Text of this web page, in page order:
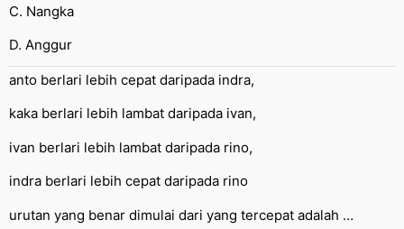
C. Nangka
D. Anggur
anto berlari lebih cepat daripada indra,
kaka berlari lebih lambat daripada ivan,
ivan berlari lebih lambat daripada rino,
indra berlari lebih cepat daripada rino
urutan yang benar dimulai dari yang tercepat adalah …